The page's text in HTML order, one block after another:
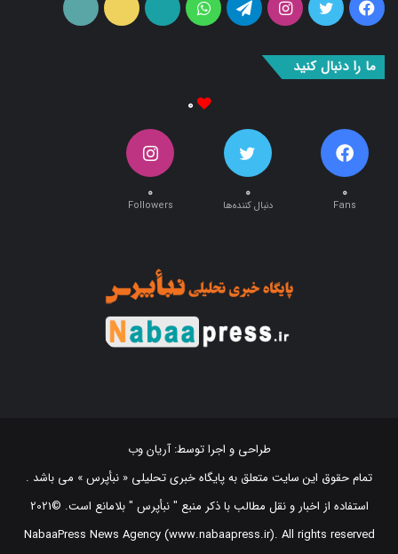
بوک
آپ
تمام حقوق این سایت متعلق به پایگاه خبری تحلیلی « نبأپرس » می باشد .
استفاده از اخبار و نقل مطالب با ذکر منبع "‌ نبأپرس " بلامانع است. ©2021
NabaaPress News Agency (www.nabaapress.ir). All rights reserved
طراحی و اجرا توسط آریان وب!